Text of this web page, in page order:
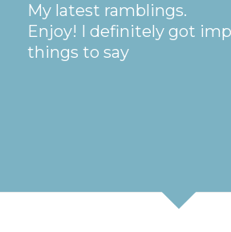
My latest ramblings.
Enjoy! I definitely got
things to say